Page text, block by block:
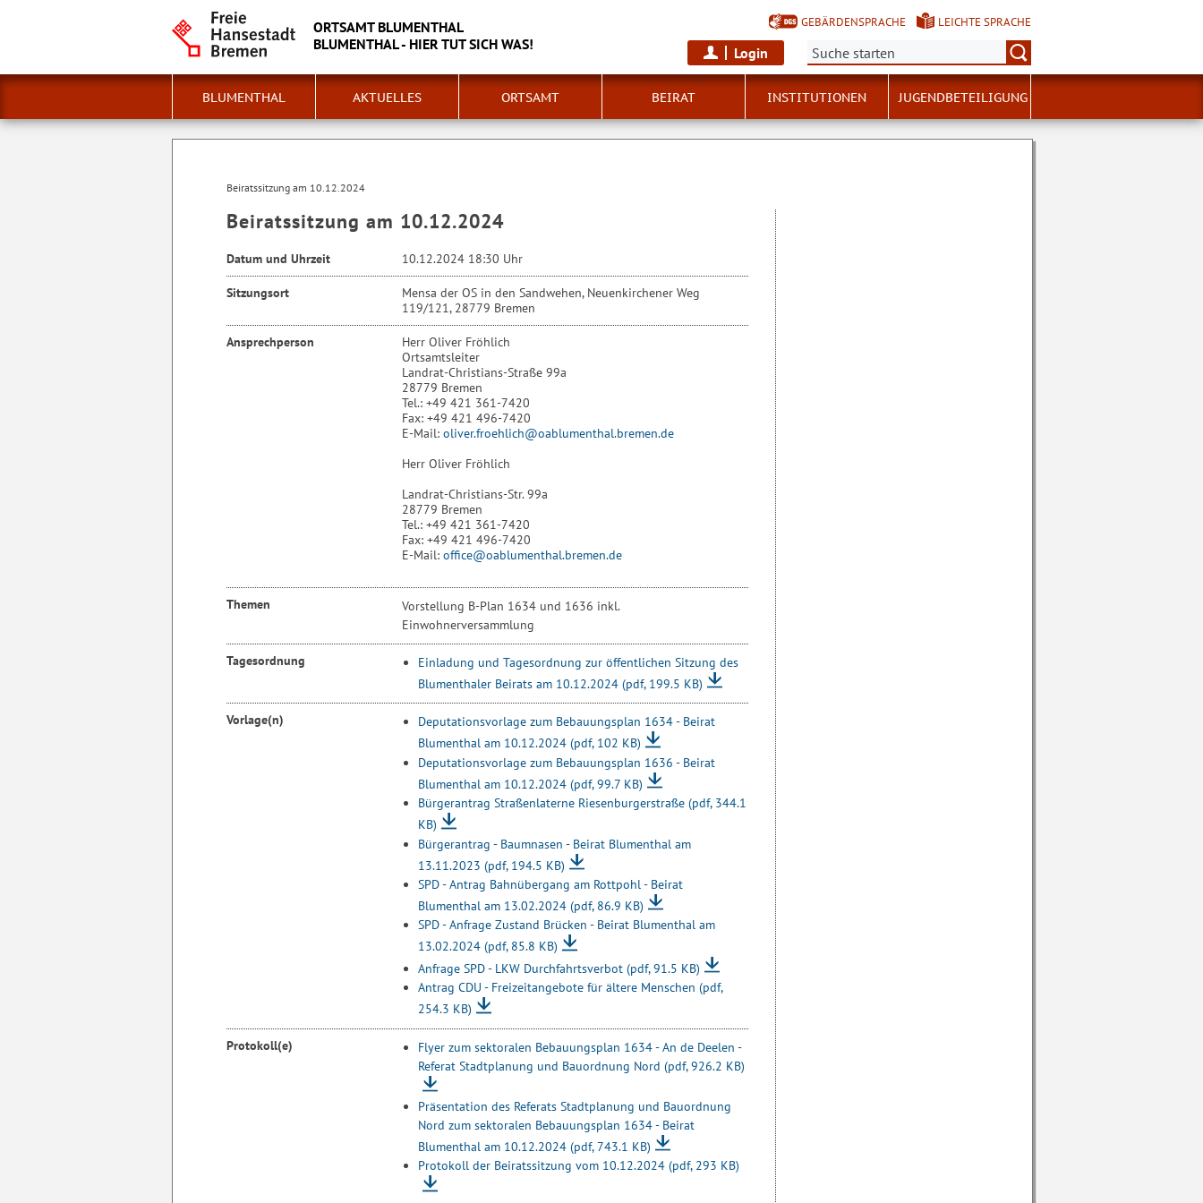
ORTSAMT BLUMENTHAL
BLUMENTHAL - HIER TUT SICH WAS!
GEBÄRDENSPRACHE LEICHTE SPRACHE
Login Suche:
BLUMENTHAL AKTUELLES ORTSAMT BEIRAT INSTITUTIONEN JUGENDBETEILIGUNG
Beiratssitzung am 10.12.2024
Beiratssitzung am 10.12.2024
Datum und Uhrzeit 10.12.2024 18:30 Uhr
Sitzungsort
Mensa der OS in den Sandwehen, Neuenkirchener Weg
119/121, 28779 Bremen
Ansprechperson
Herr Oliver Fröhlich
Ortsamtsleiter
Landrat-Christians-Straße 99a
28779 Bremen
Tel.: +49 421 361-7420
Fax: +49 421 496-7420
E-Mail: oliver.froehlich@oablumenthal.bremen.de
Herr Oliver Fröhlich
Landrat-Christians-Str. 99a
28779 Bremen
Tel.: +49 421 361-7420
Fax: +49 421 496-7420
E-Mail: office@oablumenthal.bremen.de
Themen
Vorstellung B-Plan 1634 und 1636 inkl.
Einwohnerversammlung
Tagesordnung
Einladung und Tagesordnung zur öffentlichen Sitzung des
Blumenthaler Beirats am 10.12.2024 (pdf, 199.5 KB)
Vorlage(n)
Deputationsvorlage zum Bebauungsplan 1634 - Beirat
Blumenthal am 10.12.2024 (pdf, 102 KB)
Deputationsvorlage zum Bebauungsplan 1636 - Beirat
Blumenthal am 10.12.2024 (pdf, 99.7 KB)
Bürgerantrag Straßenlaterne Riesenburgerstraße (pdf, 344.1
KB)
Bürgerantrag - Baumnasen - Beirat Blumenthal am
13.11.2023 (pdf, 194.5 KB)
SPD - Antrag Bahnübergang am Rottpohl - Beirat
Blumenthal am 13.02.2024 (pdf, 86.9 KB)
SPD - Anfrage Zustand Brücken - Beirat Blumenthal am
13.02.2024 (pdf, 85.8 KB)
Anfrage SPD - LKW Durchfahrtsverbot (pdf, 91.5 KB)
Antrag CDU - Freizeitangebote für ältere Menschen (pdf,
254.3 KB)
Protokoll(e)
Flyer zum sektoralen Bebauungsplan 1634 - An de Deelen -
Referat Stadtplanung und Bauordnung Nord (pdf, 926.2 KB)
Präsentation des Referats Stadtplanung und Bauordnung
Nord zum sektoralen Bebauungsplan 1634 - Beirat
Blumenthal am 10.12.2024 (pdf, 743.1 KB)
Protokoll der Beiratssitzung vom 10.12.2024 (pdf, 293 KB)